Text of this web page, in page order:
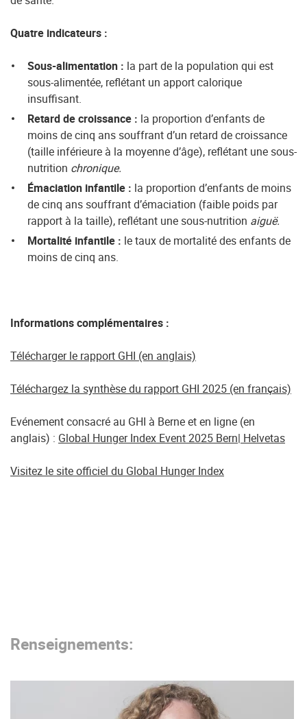
Quatre indicateurs :
Sous-alimentation : la part de la population qui est
sous-alimentée, reflétant un apport calorique
insuffisant.
Retard de croissance : la proportion d’enfants de
moins de cinq ans souffrant d’un retard de croissance
(taille inférieure à la moyenne d’âge), reflétant une sous-
nutrition chronique.
Émaciation infantile : la proportion d’enfants de moins
de cinq ans souffrant d’émaciation (faible poids par
rapport à la taille), reflétant une sous-nutrition aiguë.
Mortalité infantile : le taux de mortalité des enfants de
moins de cinq ans.
Informations complémentaires :
Télécharger le rapport GHI (en anglais)
Téléchargez la synthèse du rapport GHI 2025 (en français)
Evénement consacré au GHI à Berne et en ligne (en
anglais) : Global Hunger Index Event 2025 Bern| Helvetas
Visitez le site officiel du Global Hunger Index
Renseignements: